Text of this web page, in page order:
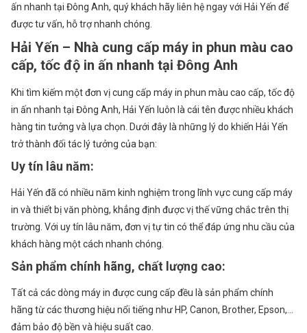
ấn nhanh tại Đông Anh, quý khách hãy liên hệ ngay với Hải Yến để
được tư vấn, hỗ trợ nhanh chóng.
Hải Yến – Nhà cung cấp máy in phun màu cao
cấp, tốc độ in ấn nhanh tại Đông Anh
Khi tìm kiếm một đơn vị cung cấp máy in phun màu cao cấp, tốc độ
in ấn nhanh tại Đông Anh, Hải Yến luôn là cái tên được nhiều khách
hàng tin tưởng và lựa chọn. Dưới đây là những lý do khiến Hải Yến
trở thành đối tác lý tưởng của bạn:
Uy tín lâu năm:
Hải Yến đã có nhiều năm kinh nghiệm trong lĩnh vực cung cấp máy
in và thiết bị văn phòng, khẳng định được vị thế vững chắc trên thị
trường. Với uy tín lâu năm, đơn vị tự tin có thể đáp ứng nhu cầu của
khách hàng một cách nhanh chóng.
Sản phẩm chính hãng, chất lượng cao:
Tất cả các dòng máy in được cung cấp đều là sản phẩm chính
hãng từ các thương hiệu nổi tiếng như HP, Canon, Brother, Epson,…
đảm bảo độ bền và hiệu suất cao.